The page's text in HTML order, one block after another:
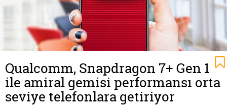
Qualcomm, Snapdragon 7+ Gen 1
ile amiral gemisi performansı orta
seviye telefonlara getiriyor